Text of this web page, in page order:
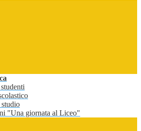
"Una giornata al Liceo"